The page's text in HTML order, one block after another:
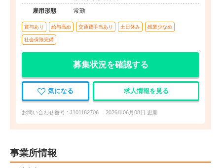
雇用形態
常勤
賞与あり 給与高め 交通費手当あり 土日休み 残業少なめ
社会保険完備
募集状況を確認する
気になる 求人情報を見る
お問い合わせ番号 : J101182706 2026年06月08日 更新
事業所情報